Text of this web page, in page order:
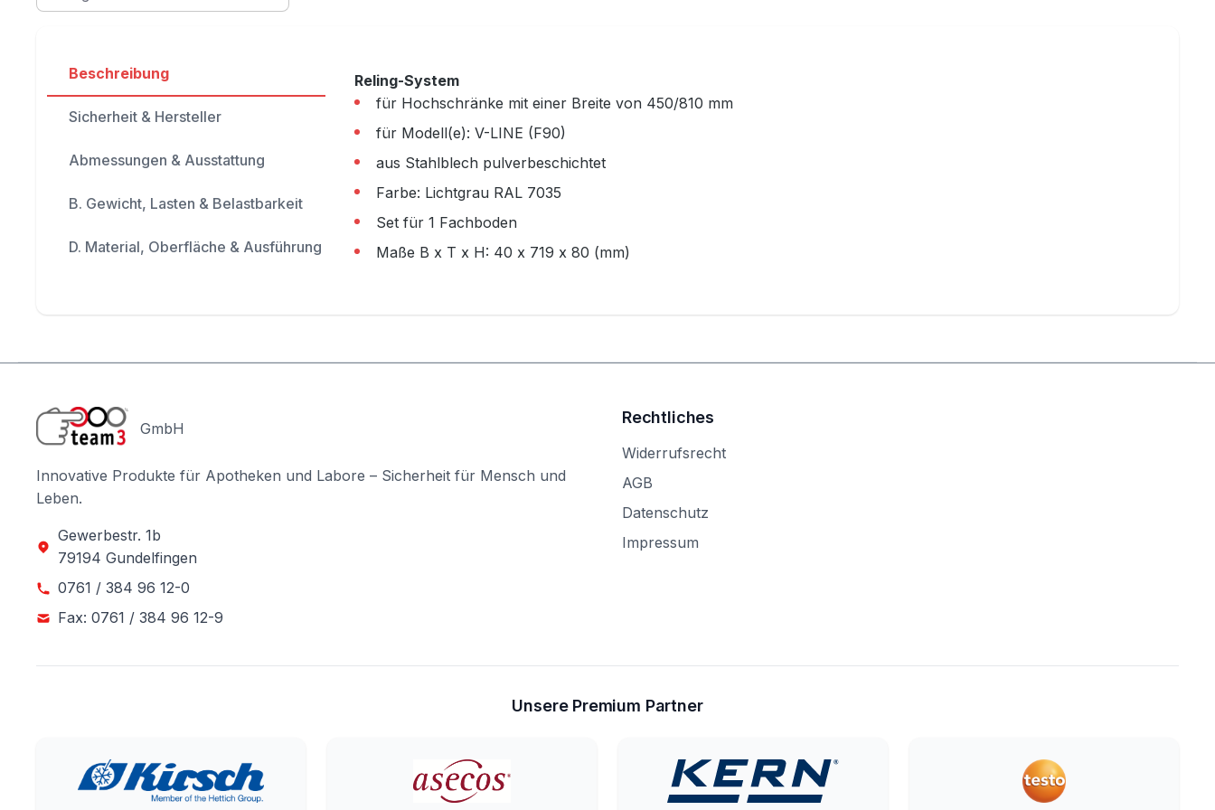
Beschreibung
Sicherheit & Hersteller
Abmessungen & Ausstattung
B. Gewicht, Lasten & Belastbarkeit
D. Material, Oberfläche & Ausführung
Reling-System
für Hochschränke mit einer Breite von 450/810 mm
für Modell(e): V-LINE (F90)
aus Stahlblech pulverbeschichtet
Farbe: Lichtgrau RAL 7035
Set für 1 Fachboden
Maße B x T x H: 40 x 719 x 80 (mm)
GmbH
Innovative Produkte für Apotheken und Labore – Sicherheit für Mensch und
Leben.
Gewerbestr. 1b
79194 Gundelfingen
0761 / 384 96 12-0
Fax: 0761 / 384 96 12-9
Rechtliches
Widerrufsrecht
AGB
Datenschutz
Impressum
Unsere Premium Partner